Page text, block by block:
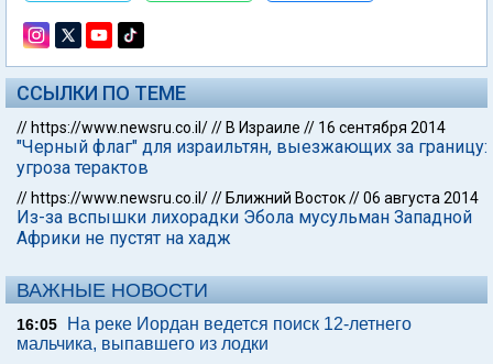
ССЫЛКИ ПО ТЕМЕ
// https://www.newsru.co.il/// В Израиле // 16 сентября 2014
"Черный флаг" для израильтян, выезжающих за границу:
угроза терактов
// https://www.newsru.co.il/// Ближний Восток//06 августа 2014
Из-за вспышки лихорадки Эбола мусульман Западной
Африки не пустят на хадж
ВАЖНЫЕ НОВОСТИ
16:05
На реке Иордан ведется поиск 12-летнего
мальчика, выпавшего из лодки